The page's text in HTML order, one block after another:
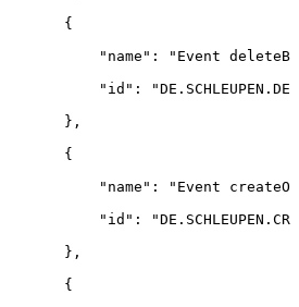
{
"name" : "Event
"id" :
} ,
{
"name" : "Event
"id" :
} ,
{